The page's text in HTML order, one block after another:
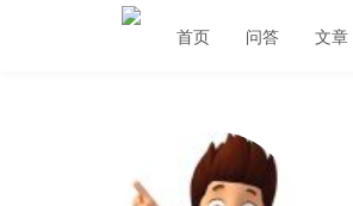
首页 问答 文章